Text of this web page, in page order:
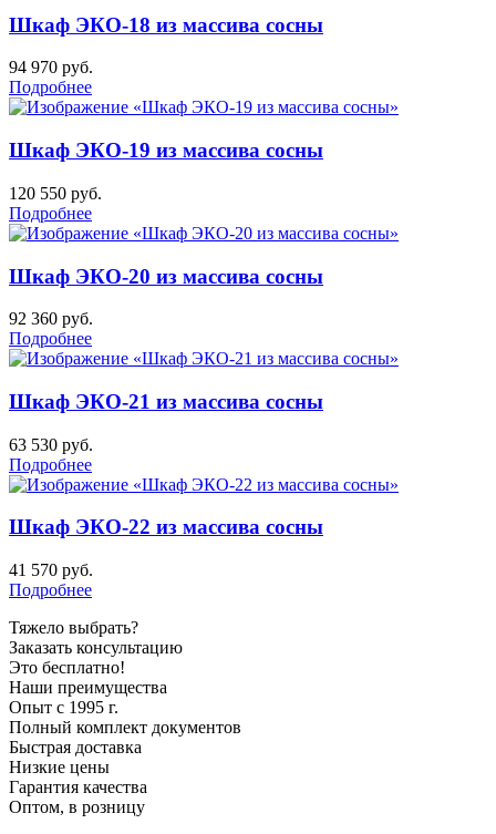
Шкаф ЭКО-18 из массива сосны
94 970 руб.
Подробнее
Шкаф ЭКО-19 из массива сосны
120 550 руб.
Подробнее
Шкаф ЭКО-20 из массива сосны
92 360 руб.
Подробнее
Шкаф ЭКО-21 из массива сосны
63 530 руб.
Подробнее
Шкаф ЭКО-22 из массива сосны
41 570 руб.
Подробнее
Тяжело выбрать?
Заказать консультацию
Это бесплатно!
Наши преимущества
Опыт с 1995 г.
Полный комплект документов
Быстрая доставка
Низкие цены
Гарантия качества
Оптом, в розницу